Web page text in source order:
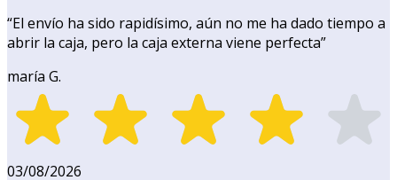
“El envío ha sido rapidísimo, aún no me ha dado tiempo a
abrir la caja, pero la caja externa viene perfecta”
maría G.
03/08/2026